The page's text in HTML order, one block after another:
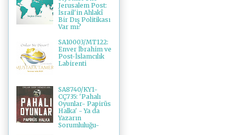
Jerusalem Post:
İsrail'in Ahlakî
Bir Dış Politikası
Var mı?
SA10003/MT122:
Enver İbrahim ve
Post-İslamcılık
Labirenti
SA8740/KY1-
CÇ735: 'Pahalı
Oyunlar- Papirüs
Halka' - Ya da
Yazarın
Sorumluluğu-